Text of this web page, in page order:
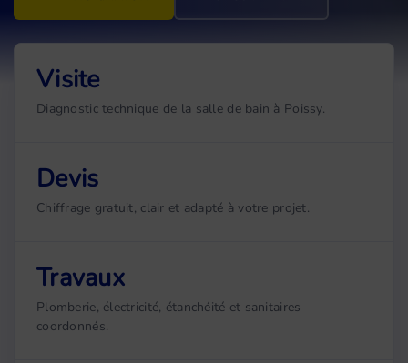
Visite
Diagnostic technique de la salle de bain à Poissy.
Devis
Chiffrage gratuit, clair et adapté à votre projet.
Travaux
Plomberie, électricité, étanchéité et sanitaires
coordonnés.